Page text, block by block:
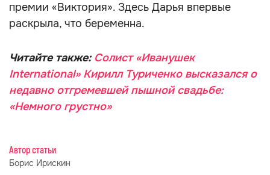
премии «Виктория». Здесь Дарья впервые
раскрыла, что беременна.
Читайте также: Солист «Иванушек
International» Кирилл Туриченко высказался о
недавно отгремевшей пышной свадьбе:
«Немного грустно»
Автор статьи
Борис Ирискин